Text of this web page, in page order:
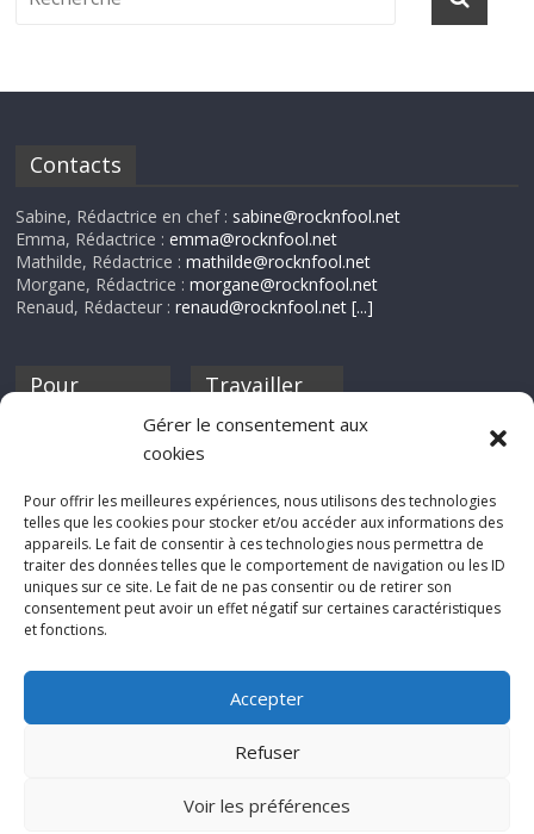
Gérer le consentement aux
cookies
Pour offrir les meilleures expériences, nous utilisons des technologies
telles que les cookies pour stocker et/ou accéder aux informations des
appareils. Le fait de consentir à ces technologies nous permettra de
traiter des données telles que le comportement de navigation ou les ID
uniques sur ce site. Le fait de ne pas consentir ou de retirer son
consentement peut avoir un effet négatif sur certaines caractéristiques
et fonctions.
Accepter
Refuser
Voir les préférences
Contacts
Sabine, Rédactrice en chef : sabine@rocknfool.net
Emma, Rédactrice :emma@rocknfool.net
Mathilde, Rédactrice :mathilde@rocknfool.net
Morgane, Rédactrice :morgane@rocknfool.net
Renaud, Rédacteur :renaud@rocknfool.net [...]
Pour
discothèque
Travailler
Si tu souhaites
Rocknfool, n'hésite
pas à nous envoyer
tes chroniques de
concerts, de films,
séries ou des billets
d'humeur :